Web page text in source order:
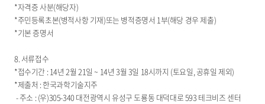
*자격증 사분(해당자)
*주민등록초본(병적사항 기재)또는 병적증명서 1부(해당 경우 제출)
*기본 증명서
8. 서류접수
*접수기간 : 14년 2월 21일 ~ 14년 3월 3일 18시까지 (토요일, 공휴일 제외)
*제출처 : 한국과학기술지주
- 주소 : (우)305-340 대전광역시 유성구 도룡동 대덕대로 593 테크비즈 센터